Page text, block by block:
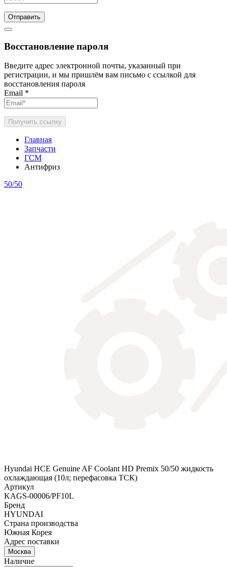
Отправить
Восстановление пароля
Введите адрес электронной почты, указанный при
регистрации, и мы пришлём вам письмо с ссылкой для
восстановления пароля
Email *
Получить ссылку
Главная
Запчасти
ГСМ
Антифриз
50/50
Hyundai HCE Genuine AF Coolant HD Premix 50/50 жидкость
охлаждающая (10л; перефасовка ТСК)
Артикул
KAGS-00006/PF10L
Бренд
HYUNDAI
Страна производства
Южная Корея
Адрес поставки
Москва
Наличие